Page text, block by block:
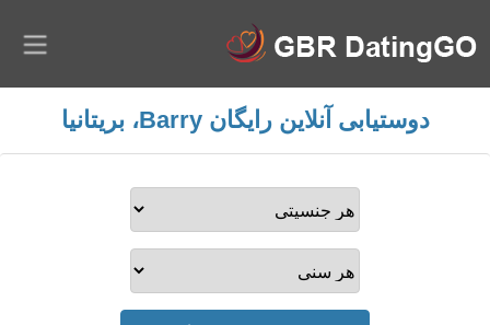
دوستیابی آنلاین رایگان Barry، بریتانیا